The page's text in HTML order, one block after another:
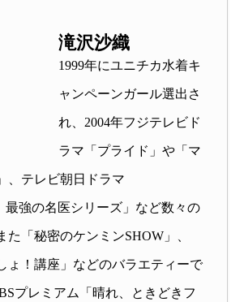
滝沢沙織
1999年にユニチカ水着キ
ャンペーンガール選出さ
れ、2004年フジテレビド
ラマ「プライド」や「マ
、テレビ朝日ドラマ
最強の名医シリーズ」など数々の
た「秘密のケンミンSHOW」、
ょ！講座」などのバラエティーで
プレミアム「晴れ、ときどきフ